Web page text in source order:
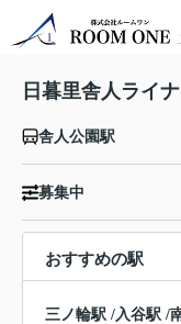
日暮里舎人ライ
舎人公園駅
募集中
おすすめの駅
三ノ輪駅 /入谷駅 /